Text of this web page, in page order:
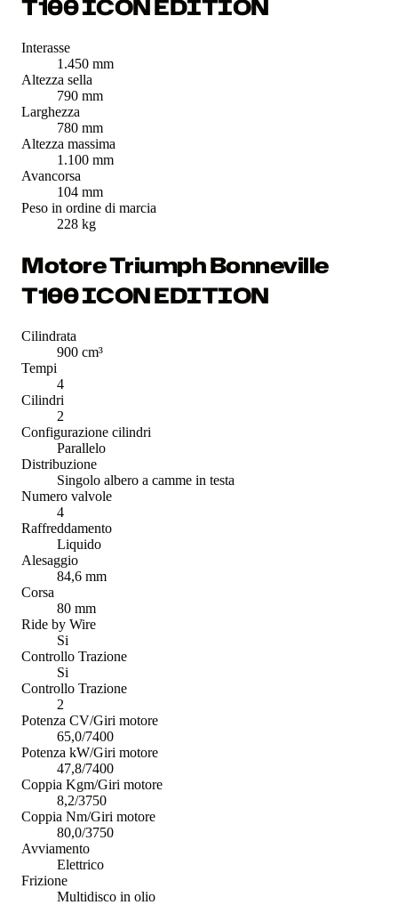
T100 ICON EDITION
Interasse
1.450 mm
Altezza sella
790 mm
Larghezza
780 mm
Altezza massima
1.100 mm
Avancorsa
104 mm
Peso in ordine di marcia
228 kg
Motore Triumph Bonneville
T100 ICON EDITION
Cilindrata
900 cm³
Tempi
4
Cilindri
2
Configurazione cilindri
Parallelo
Distribuzione
Singolo albero a camme in testa
Numero valvole
4
Raffreddamento
Liquido
Alesaggio
84,6 mm
Corsa
80 mm
Ride by Wire
Si
Controllo Trazione
Si
Controllo Trazione
2
Potenza CV/Giri motore
65,0/7400
Potenza kW/Giri motore
47,8/7400
Coppia Kgm/Giri motore
8,2/3750
Coppia Nm/Giri motore
80,0/3750
Avviamento
Elettrico
Frizione
Multidisco in olio